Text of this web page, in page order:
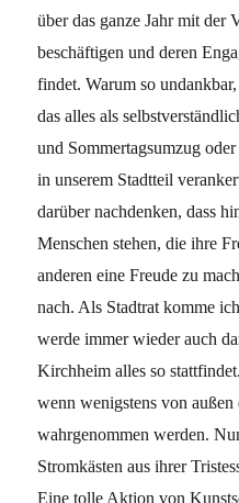
über das ganze Jahr mit der
beschäftigen und deren
findet. Warum so
das alles als
und Sommertagsumzug
in unserem Stadtteil
darüber nachdenken, dass
Menschen stehen, die ihre
anderen eine Freude zu
nach. Als Stadtrat komme
werde immer wieder auch
Kirchheim alles so
wenn wenigstens von
wahrgenommen werden.
Stromkästen aus ihrer
Eine tolle Aktion von